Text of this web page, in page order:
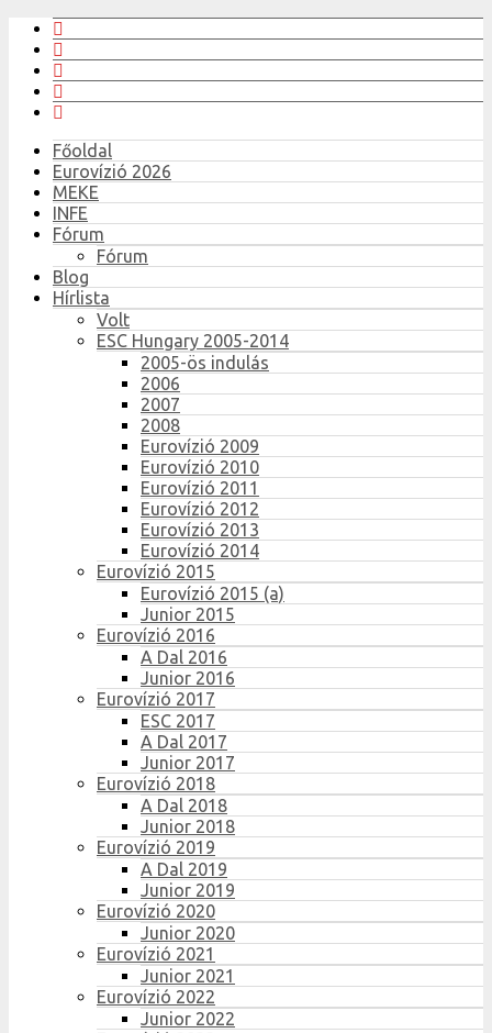
Főoldal
Eurovízió 2026
MEKE
INFE
Fórum
Fórum
Blog
Hírlista
Volt
ESC Hungary 2005-2014
2005-ös indulás
2006
2007
2008
Eurovízió 2009
Eurovízió 2010
Eurovízió 2011
Eurovízió 2012
Eurovízió 2013
Eurovízió 2014
Eurovízió 2015
Eurovízió 2015 (a)
Junior 2015
Eurovízió 2016
A Dal 2016
Junior 2016
Eurovízió 2017
ESC 2017
A Dal 2017
Junior 2017
Eurovízió 2018
A Dal 2018
Junior 2018
Eurovízió 2019
A Dal 2019
Junior 2019
Eurovízió 2020
Junior 2020
Eurovízió 2021
Junior 2021
Eurovízió 2022
Junior 2022